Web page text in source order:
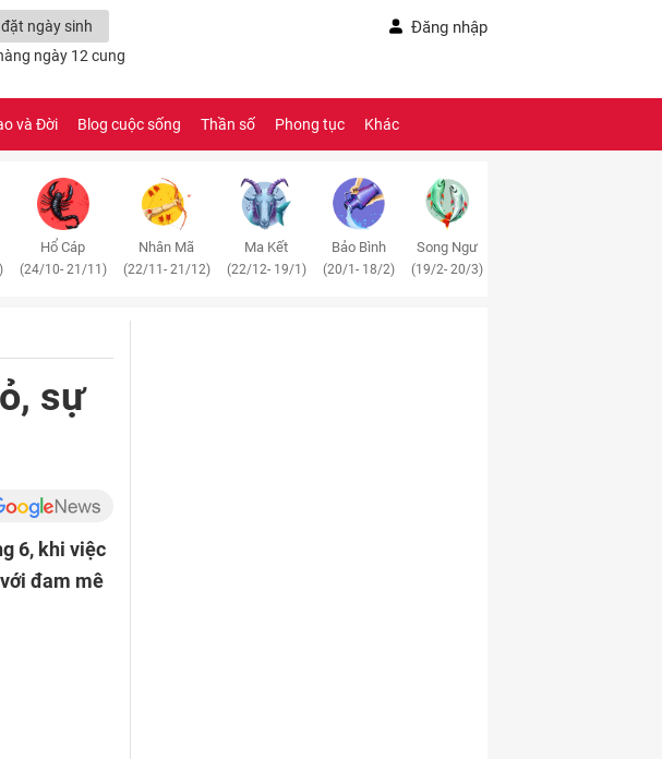
ngày sinh Đăng nhập
ngày 12 cung
và Đời Blog cuộc sống Thần số Phong tục Khác
Hổ Cáp
(24/10- 21/11)
Nhân Mã
(22/11- 21/12)
Ma Kết
(22/12- 19/1)
Bảo Bình
(20/1- 18/2)
Song Ngư
(19/2- 20/3)
sự
6, khi việc
đam mê